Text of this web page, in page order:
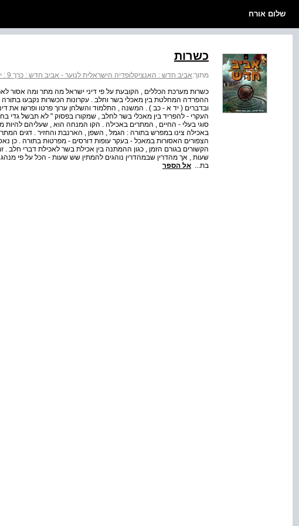
שלום אורח
כשרות
מתוך:אביב חדש : האנציקלופדיה הישראלית לנוער - אביב חדש : כרך 9 : ישראל, מדינת - לואי, מלכי צרפת
כשרות מערכת הכללים , הקובעת על פי דיני ישראל מה מתר ומה אסור
ההפרדה המחלטת בין מאכלי בשר וחלב . עקרונות הכשרות נקבעו בתורה
ובדברים ( יד א - כב ) . המשנה , התלמוד והשלחן ערוך פרטו ופרשו את
העקרי - להפריד בין מאכלי בשר לחלב , שמקורו בפסוק " לא תבשל גדי
סוגי בעלי - החיים , המתרים באכילה . הקו המנחה הוא , שעליהם להיות
באכילה צינו במפרש בתורה : הגמל , השפן , הארנבת והחזיר . דגים
הצפורים האסורות במאכל - בעקר עופות דורסים - מפרטות בתורה . כן
הקשורים בגורם הזמן , כגון ההמתנה בין אכילת בשר לאכילת דברי
שעות , אך מהדרין שבמהדרין נוהגים להמתין שש שעות - הכל על פי מנהג
בת... אל הספר